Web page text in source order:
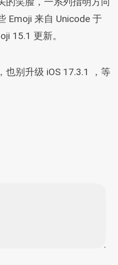
Emoji 来自 Unicode 于
15.1 更新。
也别升级 iOS 17.3.1 ，等